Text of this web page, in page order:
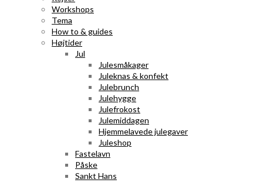
Workshops
Tema
How to & guides
Højtider
Jul
Julesmåkager
Juleknas & konfekt
Julebrunch
Julehygge
Julefrokost
Julemiddagen
Hjemmelavede julegaver
Juleshop
Fastelavn
Påske
Sankt Hans